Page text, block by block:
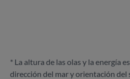
* La altura de las olas y la energía
dirección del mar y orientación del